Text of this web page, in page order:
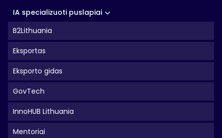
IA specializuoti puslapiai
B2Lithuania
Eksportas
Eksporto gidas
GovTech
InnoHUB Lithuania
Mentoriai